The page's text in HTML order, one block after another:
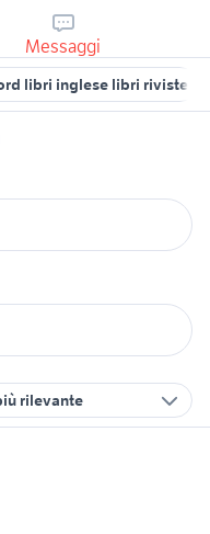
Messaggi
libri inglese libri riviste
rilevante